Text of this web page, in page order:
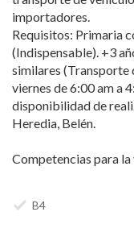
importadores.
Requisitos: Primaria
(Indispensable). +3
similares (Transporte
viernes de 6:00 am a
disponibilidad de
Heredia, Belén.
Competencias para la
B4